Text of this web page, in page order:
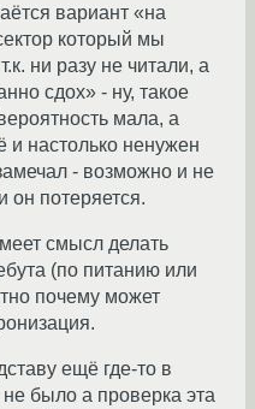
вариант «на
который мы
ни разу не читали, а
сдох» - ну, такое
мала, а
и настолько ненужен
- возможно и не
он потеряется.
смысл делать
(по питанию или
почему может
ещё где-то в
было а проверка эта